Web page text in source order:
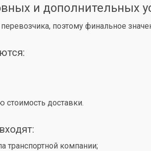
и дополнительных
поэтому финальное
стоимость доставки.
транспортной компании;